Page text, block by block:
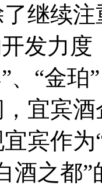
继续
发力
、“金珀
宾酒
宾作
酒之都